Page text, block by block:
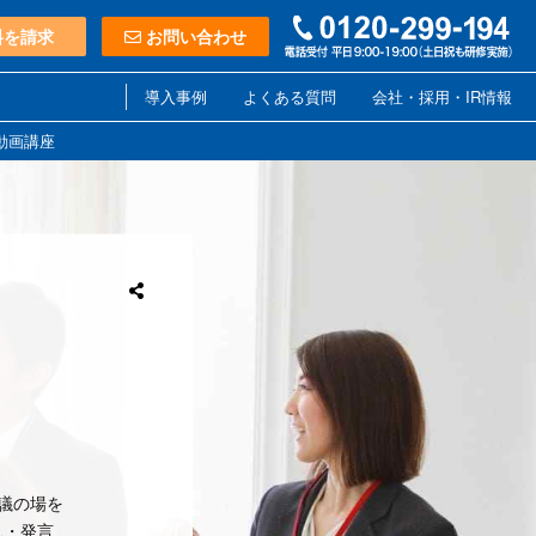
請求 お問い合わせ
導入事例 よくある質問
会社・採用・IR情報
画講座
の場を
発言